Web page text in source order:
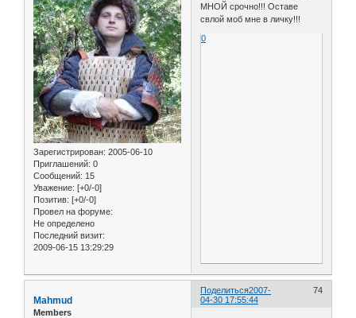
Зарегистрирован: 2005-06-10
Приглашений: 0
Сообщений: 15
Уважение: [+0/-0]
Позитив: [+0/-0]
Провел на форуме:
Не определено
Последний визит:
2009-06-15 13:29:29
МНОЙ срочно!!! Оставе
свлой моб мне в личку!!!
0
Поделиться 74
2007-
04-30 17:55:44
Mahmud
Members